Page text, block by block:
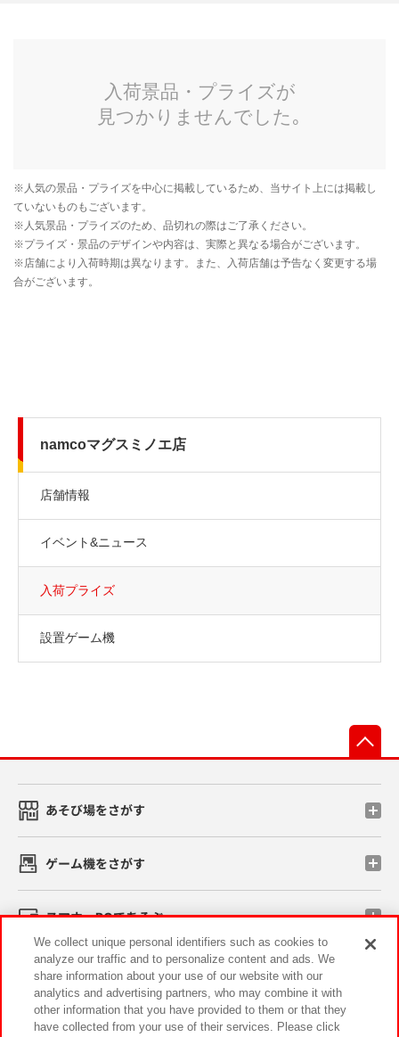
namcoマグスミノエ店
店舗情報
イベント&ニュース
入荷プライズ
設置ゲーム機
あそび場をさがす
ゲーム機をさがす
スマホ・PCであそぶ
イベント・キャンペーン
We collect unique personal identifiers such as cookies to
analyze our traffic and to personalize content and ads. We
share information about your use of our website with our
analytics and advertising partners, who may combine it with
other information that you have provided to them or that they
have collected from your use of their services. Please click